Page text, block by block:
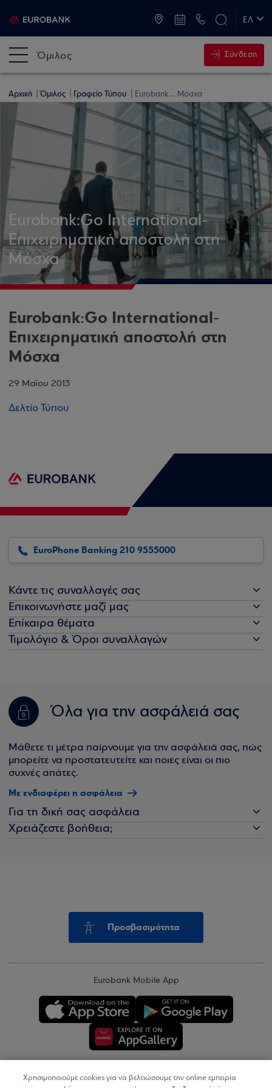
ΕΛ
Όμιλος Σύνδεση
Αρχική Όμιλος Γραφείο Τύπου Eurobank ... Μόσχα
Eurobank:Go International-
Επιχειρηματική αποστολή στη
Μόσχα
Eurobank:Go International-
Επιχειρηματική αποστολή στη
Μόσχα
29 Μαΐου 2013
Δελτίο Τύπου
EuroPhone Banking 210 9555000
Κάντε τις συναλλαγές σας
Επικοινωνήστε μαζί μας
Επίκαιρα θέματα
Τιμολόγιο & Όροι συναλλαγών
Όλα για την ασφάλειά σας
Μάθετε τι μέτρα παίρνουμε για την ασφάλειά σας, πώς
μπορείτε να προστατευτείτε και ποιες είναι οι πιο
συχνές απάτες.
Με ενδιαφέρει η ασφάλεια
Για τη δική σας ασφάλεια
Χρειάζεστε βοήθεια;
Προσβασιμότητα
Eurobank Mobile App
Χρησιμοποιούμε cookies για να βελτιώσουμε την online εμπειρία